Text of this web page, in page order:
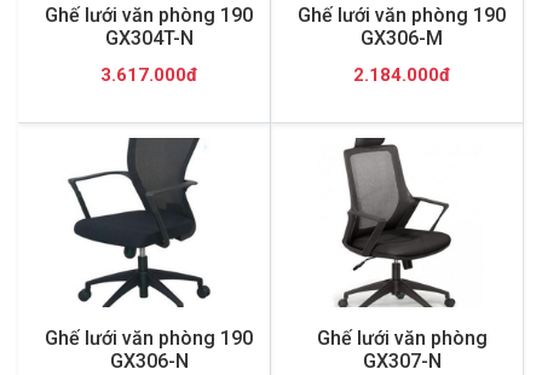
Ghế lưới văn phòng 190
GX304T-N
3.617.000đ
Ghế lưới văn phòng 190
GX306-M
2.184.000đ
Ghế lưới văn phòng 190
GX306-N
Ghế lưới văn phòng
GX307-N